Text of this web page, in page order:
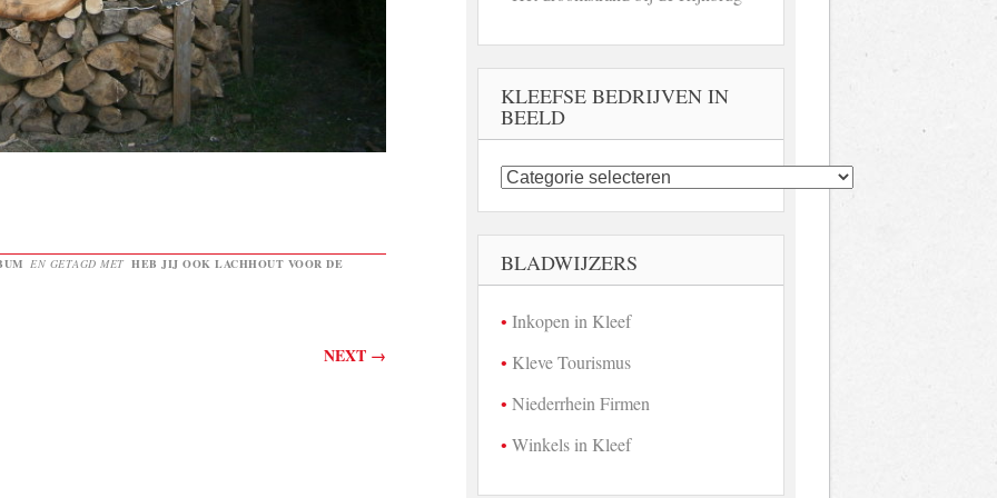
EN GETAGD MET HEB JIJ OOK LACHHOUT VOOR DE
NEXT →
KLEEFSE BEDRIJVEN IN
BEELD
Kleefse
bedrijven
beeld
BLADWIJZERS
Inkopen in Kleef
Kleve Tourismus
Niederrhein Firmen
Winkels in Kleef